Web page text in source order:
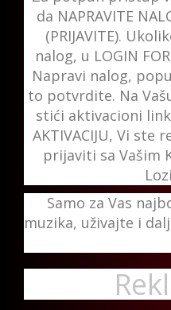
da NAPRAVITE
(PRIJAVITE).
nalog, u LOGIN
Napravi nalog,
to potvrdite. Na
stići aktivacioni
AKTIVACIJU, Vi ste
prijaviti sa Vašim
Samo za Vas
muzika, uživajte i